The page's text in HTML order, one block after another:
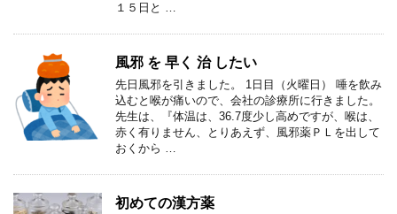
１５日と …
風邪 を 早く 治 したい
先日風邪を引きました。 1日目（火曜日） 唾を飲み
込むと喉が痛いので、会社の診療所に行きました。
先生は、『体温は、36.7度少し高めですが、喉は、
赤く有りません、とりあえず、風邪薬ＰＬを出して
おくから …
初めての漢方薬